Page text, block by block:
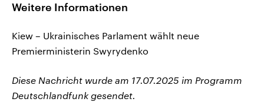
Weitere Informationen
Kiew – Ukrainisches Parlament wählt neue
Premierministerin Swyrydenko
Diese Nachricht wurde am 17.07.2025 im Programm
Deutschlandfunk gesendet.